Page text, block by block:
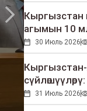
Кыргызстан
агымын 10
30 Июль 2026
31 Июль 2026